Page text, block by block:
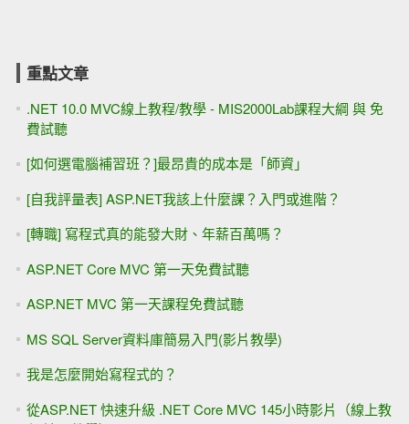
重點文章
.NET 10.0 MVC線上教程/教學 - MIS2000Lab課程大綱 與 免
費試聽
[如何選電腦補習班？]最昂貴的成本是「師資」
[自我評量表] ASP.NET我該上什麼課？入門或進階？
[轉職] 寫程式真的能發大財、年薪百萬嗎？
ASP.NET Core MVC 第一天免費試聽
ASP.NET MVC 第一天課程免費試聽
MS SQL Server資料庫簡易入門(影片教學)
我是怎麼開始寫程式的？
從ASP.NET 快速升級 .NET Core MVC 145小時影片（線上教